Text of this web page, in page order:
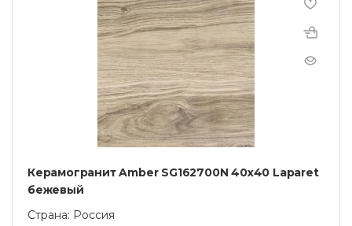
Керамогранит Amber SG162700N 40х40 Laparet
бежевый
Страна: Россия